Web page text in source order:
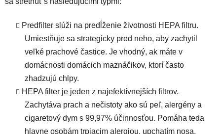
Predfilter slúži na predĺženie životnosti HEPA filtru.
Umiestňuje sa strategicky pred neho, aby zachytil
veľké prachové častice. Je vhodný, ak máte v
domácnosti domácich maznáčikov, ktorí často
zhadzujú chlpy.
HEPA filter je jeden z najefektívnejších filtrov.
Zachytáva prach a nečistoty ako sú peľ, alergény a
cigaretový dym s 99,97% účinnosťou. Pomáha teda
hlavne osobám trpiacim alergiou, upchatím nosa,